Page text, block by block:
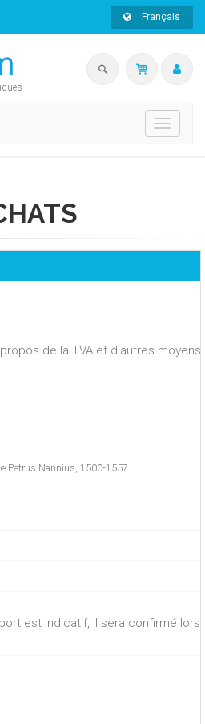
Français
Toggle
de la TVA et d'autres
Petrus Nannius, 1500-1557
est indicatif, il sera confirmé